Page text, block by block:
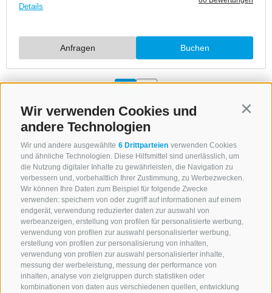
Wir verwenden Cookies und
andere Technologien
Wir und andere ausgewählte 6 Drittparteien verwenden Cookies
und ähnliche Technologien. Diese Hilfsmittel sind unerlässlich, um
die Nutzung digitaler Inhalte zu gewährleisten, die Navigation zu
verbessern und, vorbehaltlich Ihrer Zustimmung, zu Werbezwecken.
Wir können Ihre Daten zum Beispiel für folgende Zwecke
verwenden: speichern von oder zugriff auf informationen auf einem
endgerät, verwendung reduzierter daten zur auswahl von
werbeanzeigen, erstellung von profilen für personalisierte werbung,
verwendung von profilen zur auswahl personalisierter werbung,
erstellung von profilen zur personalisierung von inhalten,
verwendung von profilen zur auswahl personalisierter inhalte,
messung der werbeleistung, messung der performance von
inhalten, analyse von zielgruppen durch statistiken oder
kombinationen von daten aus verschiedenen quellen, entwicklung